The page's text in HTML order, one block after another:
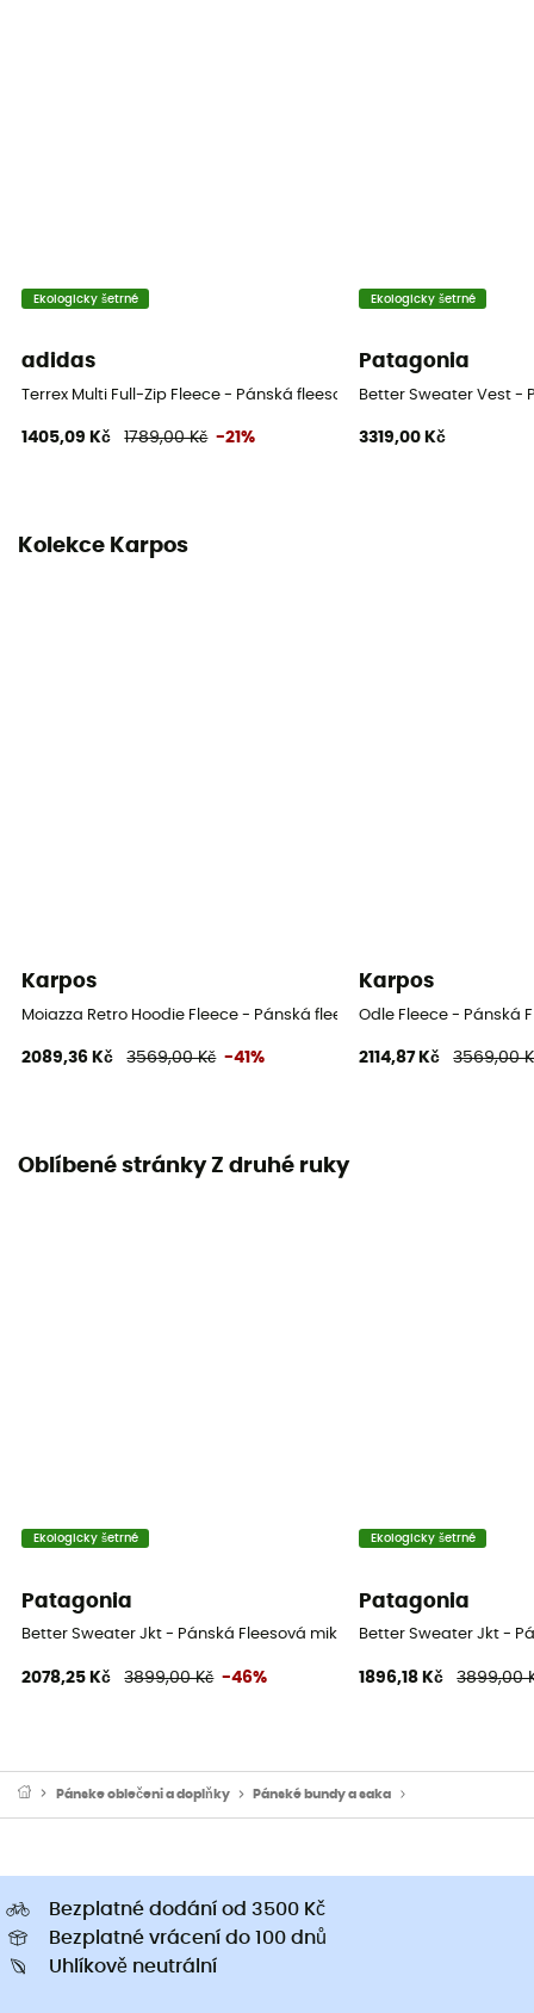
Ekologicky šetrné
adidas
Terrex Multi Full-Zip Fleece - Pánská fleesová mikina
1405,09 Kč 1789,00 Kč -21%
Ekologicky šetrné
Patagonia
Better Sweater Vest -
3319,00 Kč
Kolekce Karpos
Karpos
Moiazza Retro Hoodie Fleece - Pánská fleesová mikina
2089,36 Kč 3569,00 Kč -41%
Karpos
Odle Fleece - Pánská
2114,87 Kč 3569,00
Oblíbené stránky Z druhé ruky
Ekologicky šetrné
Patagonia
Better Sweater Jkt - Pánská Fleesová mikina
2078,25 Kč 3899,00 Kč -46%
Ekologicky šetrné
Patagonia
Better Sweater Jkt -
1896,18 Kč 3899,00
Pánske oblečeni a doplňky Pánské bundy a saka
Bezplatné dodání od 3500 Kč
Bezplatné vrácení do 100 dnů
Uhlíkově neutrální